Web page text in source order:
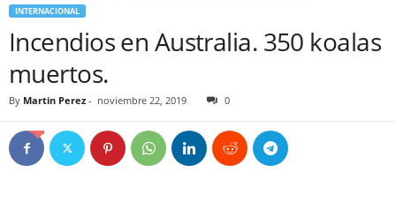
INTERNACIONAL
Incendios en Australia. 350 koalas
muertos.
By Martin Perez - noviembre 22, 2019 0